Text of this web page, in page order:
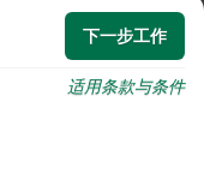
下一步工作
适用条款与条件